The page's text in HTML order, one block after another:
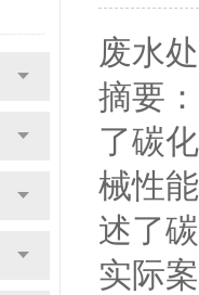
废水
摘要
了碳
械性
述了
实际